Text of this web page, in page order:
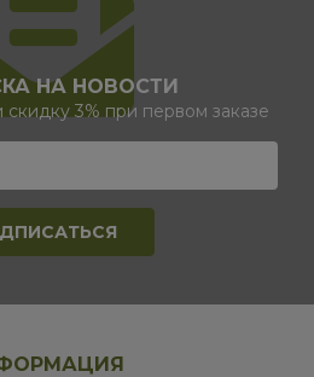
НА НОВОСТИ
3% при первом заказе